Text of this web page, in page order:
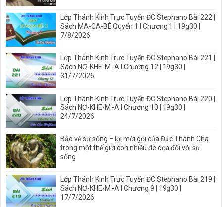
Lớp Thánh Kinh Trực Tuyến ĐC Stephano Bài 222 |
Sách MA-CA-BÊ Quyển 1 I Chương 1 | 19g30 |
7/8/2026
Lớp Thánh Kinh Trực Tuyến ĐC Stephano Bài 221 |
Sách NƠ-KHE-MI-A I Chương 12 | 19g30 |
31/7/2026
Lớp Thánh Kinh Trực Tuyến ĐC Stephano Bài 220 |
Sách NƠ-KHE-MI-A I Chương 10 | 19g30 |
24/7/2026
Bảo vệ sự sống – lời mời gọi của Đức Thánh Cha
trong một thế giới còn nhiều đe dọa đối với sự
sống
Lớp Thánh Kinh Trực Tuyến ĐC Stephano Bài 219 |
Sách NƠ-KHE-MI-A I Chương 9 | 19g30 |
17/7/2026